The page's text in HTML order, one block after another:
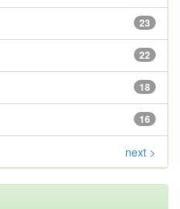
23
22
18
16
next >